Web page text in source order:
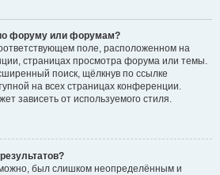
форуму или форумам?
поле, расположенном на
страницах просмотра форума или темы.
поиск, щёлкнув по ссылке
на всех страницах конференции.
зависеть от используемого стиля.
был слишком неопределённым и